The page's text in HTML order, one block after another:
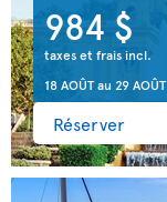
984 $
taxes et frais incl.
18 AOÛTau 29 AOÛT
Réserver